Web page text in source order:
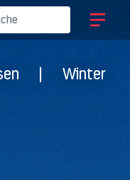
Winter